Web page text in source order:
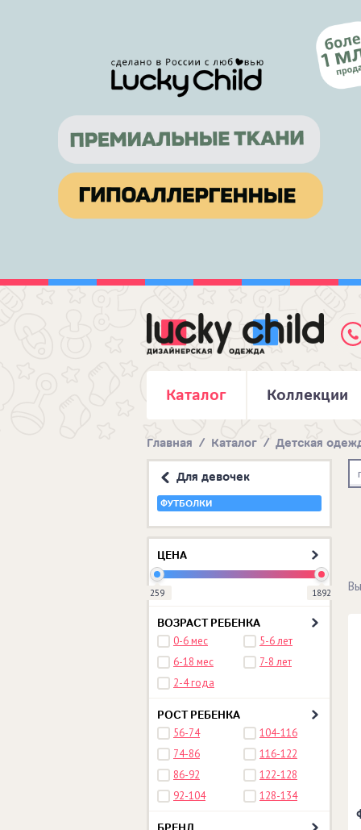
Каталог Коллекции
Главная / Каталог / Детская
Для девочек
ФУТБОЛКИ
ЦЕНА
259 1892
ВОЗРАСТ РЕБЕНКА
0-6 мес
6-18 мес
2-4 года
5-6 лет
7-8 лет
РОСТ РЕБЕНКА
56-74
74-86
86-92
92-104
104-116
116-122
122-128
128-134